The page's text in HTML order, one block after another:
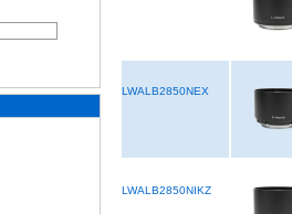
LWALB2850NEX
LWALB2850NIKZ